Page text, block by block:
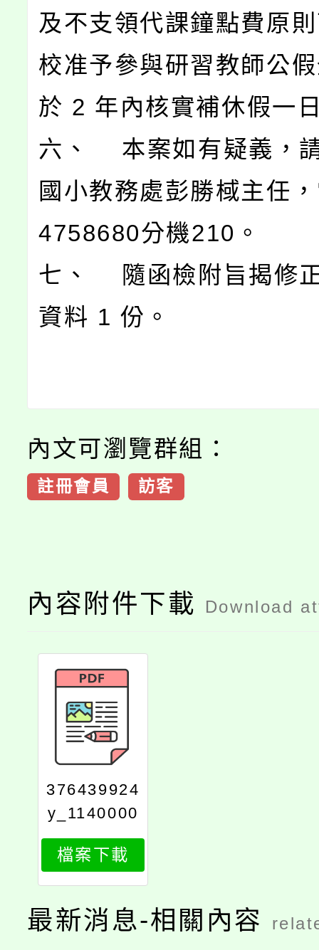
及不支領代課鐘點費原
校准予參與研習教師公
於 2 年內核實補休假一
六、 本案如有疑義，
國小教務處彭勝棫主任
4758680分機210。
七、 隨函檢附旨揭修
資料 1 份。
內文可瀏覽群組：
註冊會員 訪客
內容附件下載 Download
376439924
y_1140000
185_attach
1
檔案下載
最新消息-相關內容